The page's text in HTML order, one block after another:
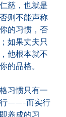
慈，也就是
则不能声称
的习惯，否
如果丈夫只
他根本就不
的品格。
习惯只有一
行——-而实行
养成的习